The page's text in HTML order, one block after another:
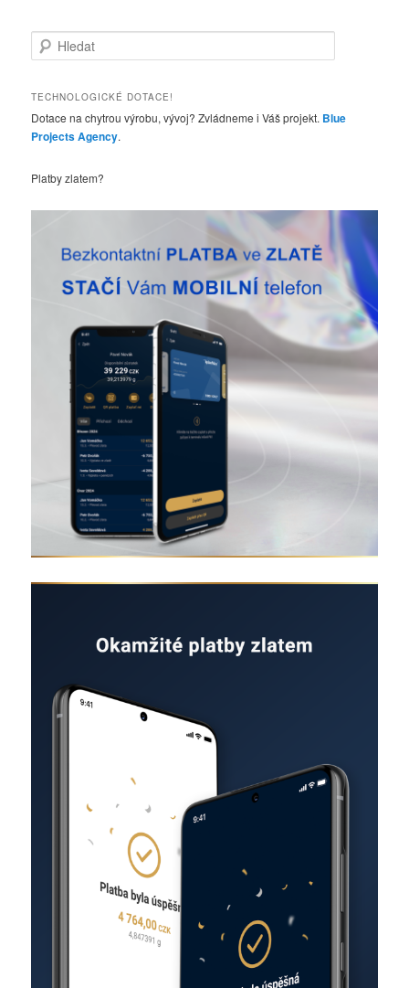
l
d
t
TECHNOLOGICKÉ DOTACE!
Dotace na chytrou výrobu, vývoj? Zvládneme i Váš projekt. Blue
Projects Agency.
Platby zlatem?